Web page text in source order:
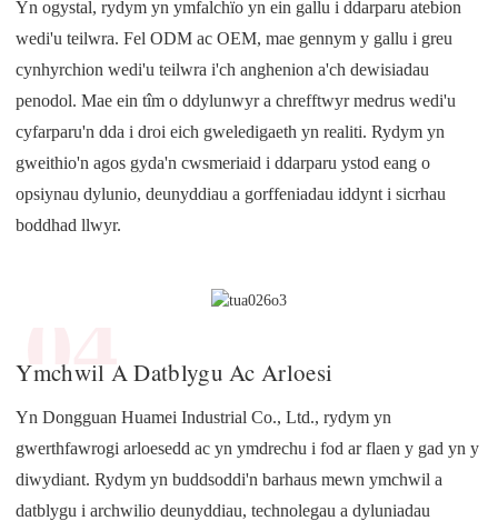
Yn ogystal, rydym yn ymfalchïo yn ein gallu i ddarparu atebion
wedi'u teilwra. Fel ODM ac OEM, mae gennym y gallu i greu
cynhyrchion wedi'u teilwra i'ch anghenion a'ch dewisiadau
penodol. Mae ein tîm o ddylunwyr a chrefftwyr medrus wedi'u
cyfarparu'n dda i droi eich gweledigaeth yn realiti. Rydym yn
gweithio'n agos gyda'n cwsmeriaid i ddarparu ystod eang o
opsiynau dylunio, deunyddiau a gorffeniadau iddynt i sicrhau
boddhad llwyr.
04
Ymchwil A Datblygu Ac Arloesi
Yn Dongguan Huamei Industrial Co., Ltd., rydym yn
gwerthfawrogi arloesedd ac yn ymdrechu i fod ar flaen y gad yn y
diwydiant. Rydym yn buddsoddi'n barhaus mewn ymchwil a
datblygu i archwilio deunyddiau, technolegau a dyluniadau